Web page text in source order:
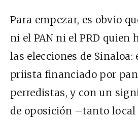
Para empezar, es obvio
ni el PAN ni el PRD quien
las elecciones de Sinaloa:
priista financiado por
perredistas, y con un
de oposición –tanto local